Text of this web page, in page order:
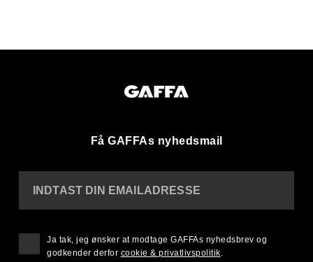
Få GAFFAs nyhedsmail
INDTAST DIN EMAILADRESSE
Ja tak, jeg ønsker at modtage GAFFAs nyhedsbrev og
godkender derfor cookie & privatlivspolitik